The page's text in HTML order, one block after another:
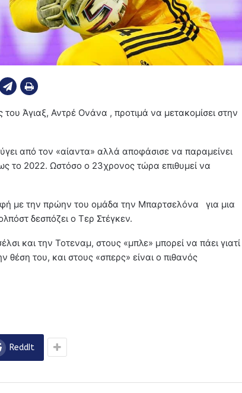
Άγιαξ, Αντρέ Ονάνα , προτιμά να μετακομίσει στην
από τον «αίαντα» αλλά αποφάσισε να παραμείνει
το 2022. Ωστόσο ο 23χρονος τώρα επιθυμεί να
με την πρώην του ομάδα την Μπαρτσελόνα για μια
δεσπόζει ο Τερ Στέγκεν.
και την Τοτεναμ, στους «μπλε» μπορεί να πάει γιατί
του, και στους «σπερς» είναι ο πιθανός
ReddIt